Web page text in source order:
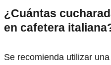
¿Cuántas
en cafetera
Se recomienda utilizar